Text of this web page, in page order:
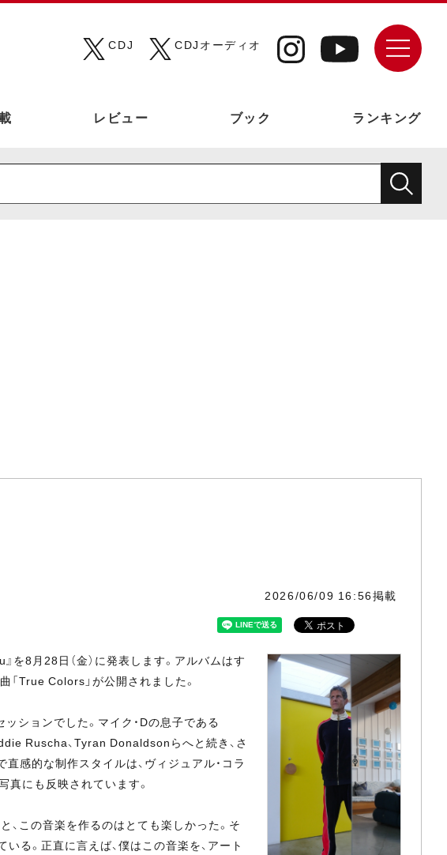
CDJ
CDJオーディオ
レビュー ブック ランキング
2026/06/09 16:56掲載
を8月28日（金）に発表します。アルバムはす
True Colors」が公開されました。
ションでした。マイク・Dの息子である
Ruscha、Tyran Donaldsonらへと続き、さ
感的な制作スタイルは、ヴィジュアル・コラ
にも反映されています。
、この音楽を作るのはとても楽しかった。そ
る。正直に言えば、僕はこの音楽を、アート